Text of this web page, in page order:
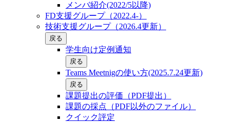
メンバ紹介(2022/5以降)
FD支援グループ（2022.4-）
技術支援グループ（2026.4更新）
戻る
学生向け定例通知
戻る
Teams Meetnigの使い方(2025.7.24更新)
戻る
課題提出の評価（PDF提出）
課題の採点（PDF以外のファイル）
クイック評定